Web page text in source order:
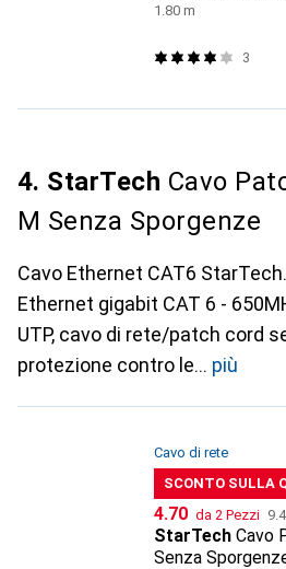
1.80 m
3
4. StarTech Cavo
M Senza Sporgenze
Cavo Ethernet CAT6
Ethernet gigabit CAT 6 -
UTP, cavo di rete/patch cord
protezione contro le
più
Cavo di rete
SCONTO SULLA
CHF
4.70 da 2 Pezzi
StarTech Cavo
Senza